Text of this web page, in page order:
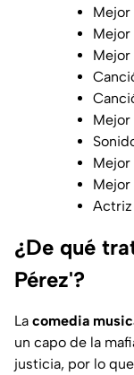
Mejor
Mejor
Mejor
Mejor
Mejor
Actriz
¿De qué
Pérez'?
La comedia
un capo de la
justicia, por lo